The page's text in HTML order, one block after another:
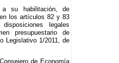
su habilitación, de
los artículos 82 y 83
legales
presupuestario de
Legislativo 1/2011, de
de Economía